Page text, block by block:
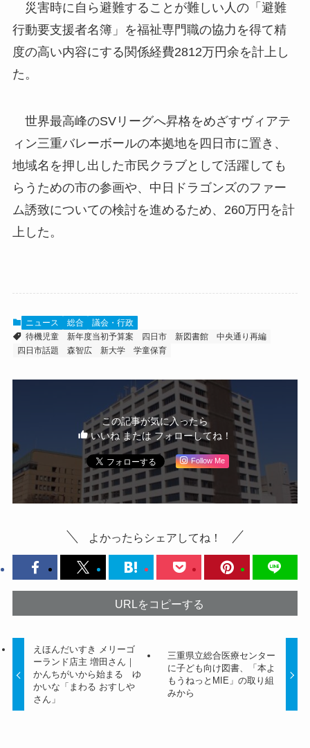
災害時に自ら避難することが難しい人の「避難
行動要支援者名簿」を福祉専門職の協力を得て精
度の高い内容にする関係経費2812万円余を計上し
た。
世界最高峰のSVリーグへ昇格をめざすヴィアテ
ィン三重バレーボールの本拠地を四日市に置き、
地域名を押し出した市民クラブとして活躍しても
らうための市の参画や、中日ドラゴンズのファー
ム誘致についての検討を進めるため、260万円を計
上した。
ニュース 総合
議会・行政
待機児童
新年度当初予算案 四日市 新図書館
中央通り再編
四日市話題
森智広 新大学 学童保育
この記事が気に入ったら
いいね または フォローしてね！
Follow Me
よかったらシェアしてね！
URLをコピーする
えほんだいすき メリーゴ
ーランド店主 増田さん｜
かんちがいから始まる ゆ
かいな「まわる おすしや
さん」
三重県立総合医療センター
に子ども向け図書、「本よ
もうねっとMIE」の取り組
みから